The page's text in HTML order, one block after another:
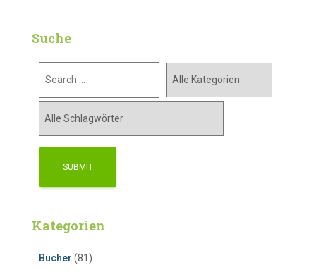
Suche
Kategorien
Bücher (81)